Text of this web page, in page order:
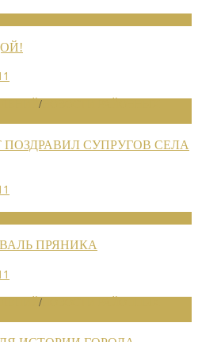
/
СУПРУГОВ СЕЛА
ПРЯНИКА
/